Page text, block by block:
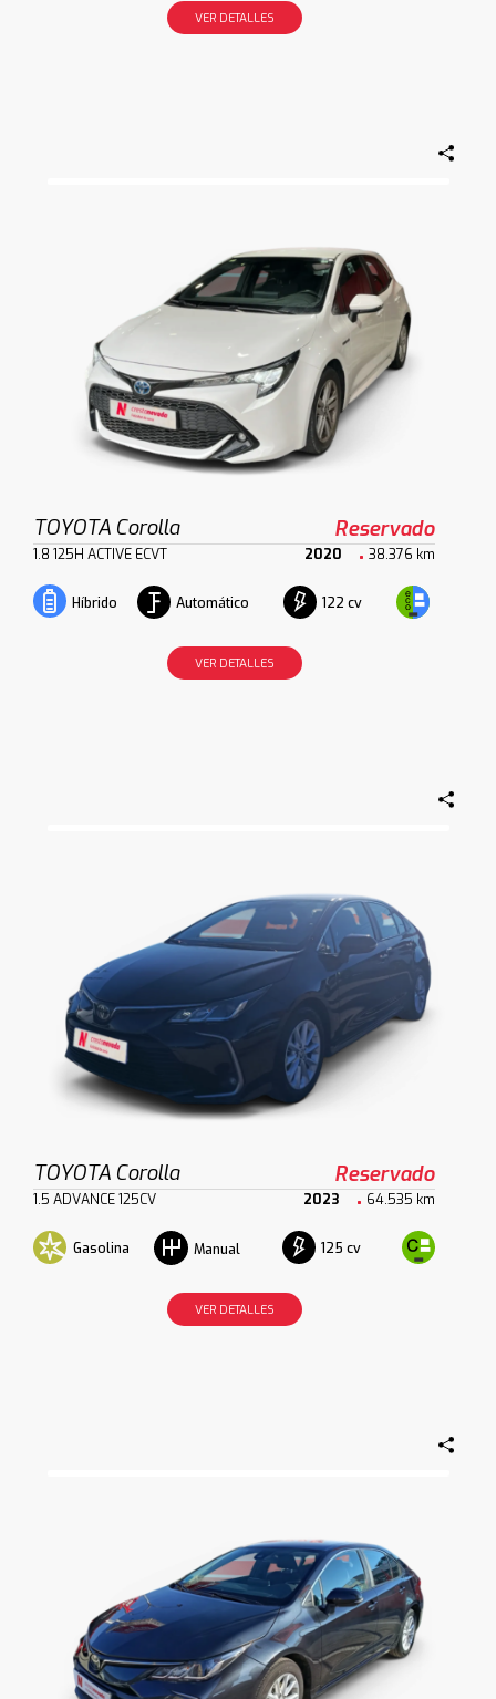
VER DETALLES
TOYOTA Corolla Reservado
1.8 125H ACTIVE ECVT 2020 38.376 km
Híbrido Automático 122 cv
VER DETALLES
TOYOTA Corolla Reservado
1.5 ADVANCE 125CV 2023 64.535 km
Gasolina Manual 125 cv
VER DETALLES